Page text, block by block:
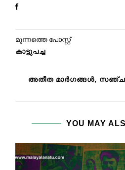
മുന്നത്തെ പോസ്റ്റ്
കാട്ടുപച്ച
അതീത മാർഗങ്ങൾ,
YOU MAY